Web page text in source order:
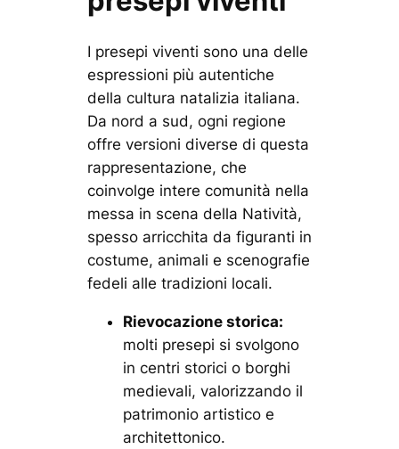
I presepi viventi sono una delle
espressioni più autentiche
della cultura natalizia italiana.
Da nord a sud, ogni regione
offre versioni diverse di questa
rappresentazione, che
coinvolge intere comunità nella
messa in scena della Natività,
spesso arricchita da figuranti in
costume, animali e scenografie
fedeli alle tradizioni locali.
Rievocazione storica:
molti presepi si svolgono
in centri storici o borghi
medievali, valorizzando il
patrimonio artistico e
architettonico.